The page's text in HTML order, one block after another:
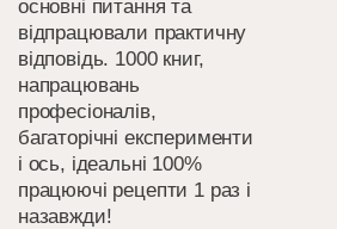
основні питання та
відпрацювали практичну
відповідь. 1000 книг,
напрацювань
професіоналів,
багаторічні експерименти
і ось, ідеальні 100%
працюючі рецепти 1 раз і
назавжди!